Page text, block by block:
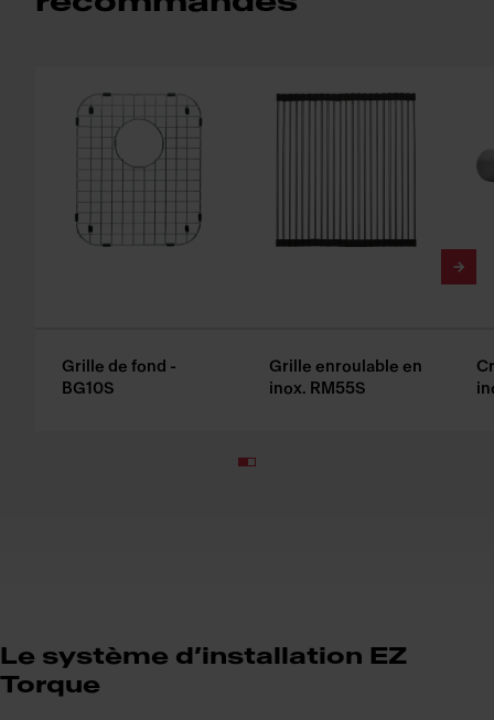
Grille de fond -
BG10S
Grille enroulable en
inox. RM55S
Le système d’installation EZ
Torque